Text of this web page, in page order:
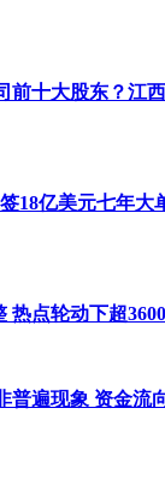
速腾S的另一大
液晶仪表盘形成
解决方案，并整
服务矩阵。用户
助手等功能，例
车型百公里油耗
一步强化了这一
优惠、维修保养
前十大股东？江
18亿美元七年大
热点轮动下超
普遍现象 资金流